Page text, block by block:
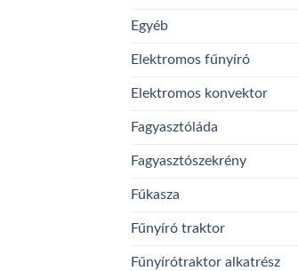
Egyéb
Elektromos fűnyíró
Elektromos konvektor
Fagyasztóláda
Fagyasztószekrény
Fűkasza
Fűnyíró traktor
Fűnyírótraktor alkatrész